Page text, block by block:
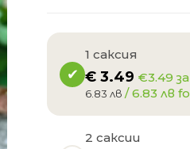
1 саксия
€ 3.49 €3.49
6.83 лв / 6.83 лв
2 саксии